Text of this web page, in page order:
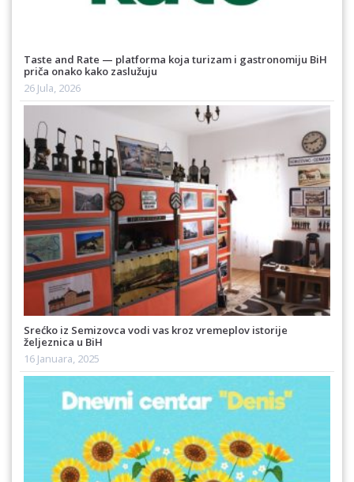
Taste and Rate — platforma koja turizam i gastronomiju BiH
priča onako kako zaslužuju
26 Jula, 2026
Srećko iz Semizovca vodi vas kroz vremeplov istorije
željeznica u BiH
16 Januara, 2025